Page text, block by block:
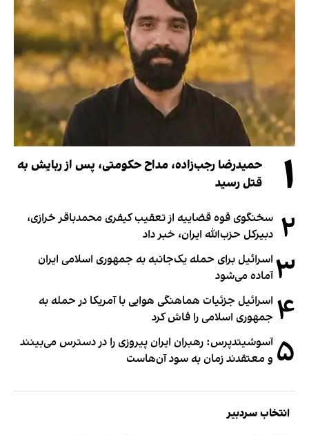
۱
حمیدرضا رجب‌زاده، مداح حکومتی، پس از ربایش به
قتل رسید
۲ سخنگوی قوه قضاییه از تعقیب کیفری محمدباقر خرازی،
دبیر‌کل حزب‌الله ایران، خبر داد
۳ اسرائیل برای حمله یک‌جانبه به جمهوری اسلامی ایران
آماده می‌شود
۴ اسرائیل جزئیات هماهنگی هوایی با آمریکا در حمله به
جمهوری اسلامی را فاش کرد
۵ آسوشیتدپرس: رهبران ایران پیروزی را در دسترس می‌بینند
و معتقدند زمان به سود آن‌هاست
انتخاب سردبیر